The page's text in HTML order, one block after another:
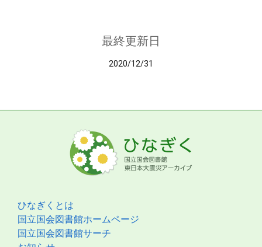
最終更新日
2020/12/31
ひなぎくとは
国立国会図書館ホームページ
国立国会図書館サーチ